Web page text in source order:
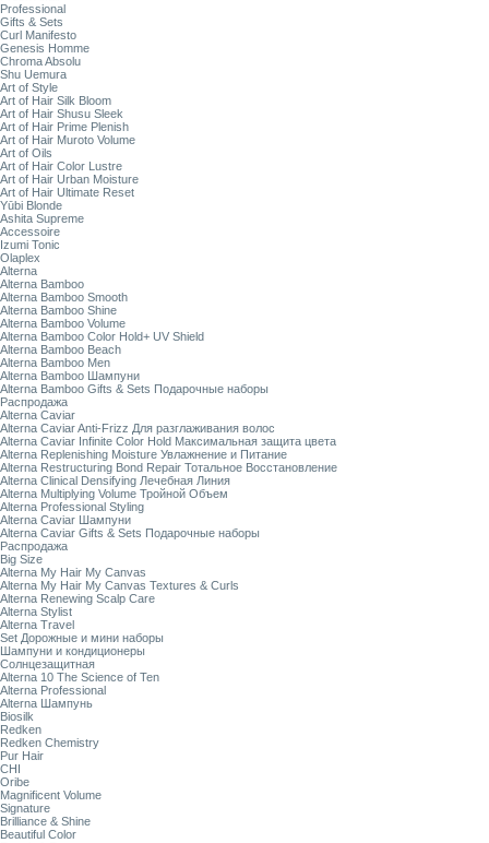
Professional
Gifts & Sets
Curl Manifesto
Genesis Homme
Chroma Absolu
Shu Uemura
Art of Style
Art of Hair Silk Bloom
Art of Hair Shusu Sleek
Art of Hair Prime Plenish
Art of Hair Muroto Volume
Art of Oils
Art of Hair Color Lustre
Art of Hair Urban Moisture
Art of Hair Ultimate Reset
Yūbi Blonde
Ashita Supreme
Accessoire
Izumi Tonic
Olaplex
Alterna
Alterna Bamboo
Alterna Bamboo Smooth
Alterna Bamboo Shine
Alterna Bamboo Volume
Alterna Bamboo Color Hold+ UV Shield
Alterna Bamboo Beach
Alterna Bamboo Men
Alterna Bamboo Шампуни
Alterna Bamboo Gifts & Sets Подарочные наборы
Распродажа
Alterna Caviar
Alterna Caviar Anti-Frizz Для разглаживания волос
Alterna Caviar Infinite Color Hold Максимальная защита цвета
Alterna Replenishing Moisture Увлажнение и Питание
Alterna Restructuring Bond Repair Тотальное Восстановление
Alterna Clinical Densifying Лечебная Линия
Alterna Multiplying Volume Тройной Объем
Alterna Professional Styling
Alterna Caviar Шампуни
Alterna Caviar Gifts & Sets Подарочные наборы
Распродажа
Big Size
Alterna My Hair My Canvas
Alterna My Hair My Canvas Textures & Curls
Alterna Renewing Scalp Care
Alterna Stylist
Alterna Travel
Set Дорожные и мини наборы
Шампуни и кондиционеры
Солнцезащитная
Alterna 10 The Science of Ten
Alterna Professional
Alterna Шампунь
Biosilk
Redken
Redken Chemistry
Pur Hair
CHI
Oribe
Magnificent Volume
Signature
Brilliance & Shine
Beautiful Color